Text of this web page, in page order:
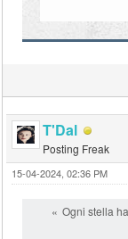
T'Dal
Posting Freak
15-04-2024, 02:36 PM
Ogni stella